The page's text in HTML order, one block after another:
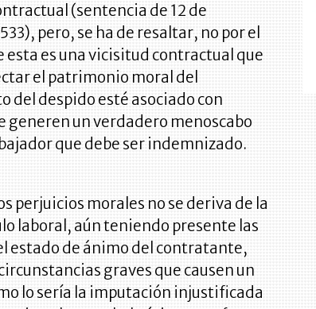
(sentencia de 12 de
pero, se ha de resaltar, no por el
es una vicisitud contractual que
el patrimonio moral del
del despido esté asociado con
generen un verdadero menoscabo
que debe ser indemnizado.
perjuicios morales no se deriva de la
laboral, aún teniendo presente las
estado de ánimo del contratante,
graves que causen un
lo sería la imputación injustificada